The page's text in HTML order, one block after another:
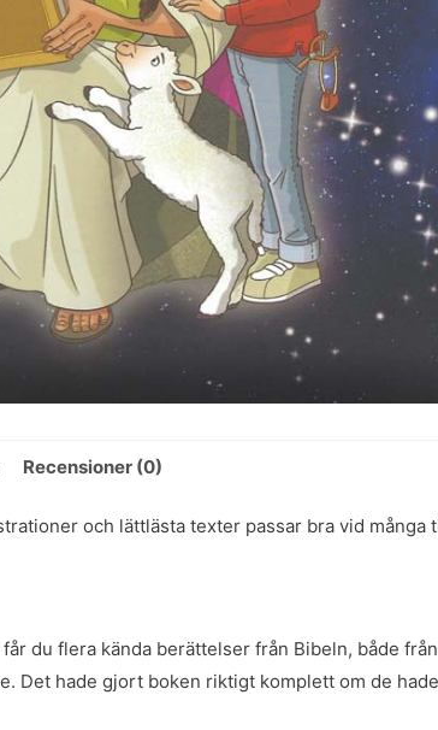
Recensioner (0)
och lättlästa texter passar bra vid
du flera kända berättelser från Bibeln, både
Det hade gjort boken riktigt komplett om de